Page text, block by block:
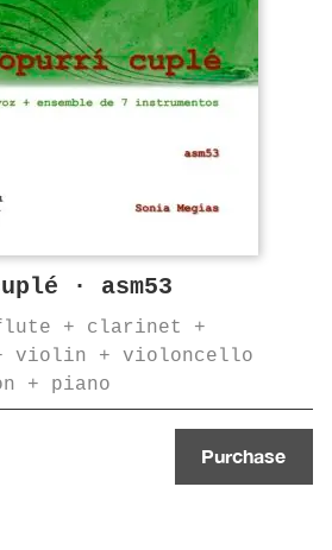
· asm53
+ clarinet +
violin + violoncello
+ piano
Purchase